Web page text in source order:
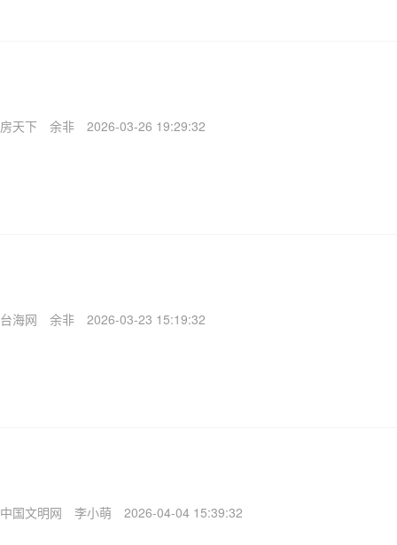
房天下 余非 2026-03-26 19:29:32
台海网 余非 2026-03-23 15:19:32
中国文明网 李小萌 2026-04-04 15:39:32